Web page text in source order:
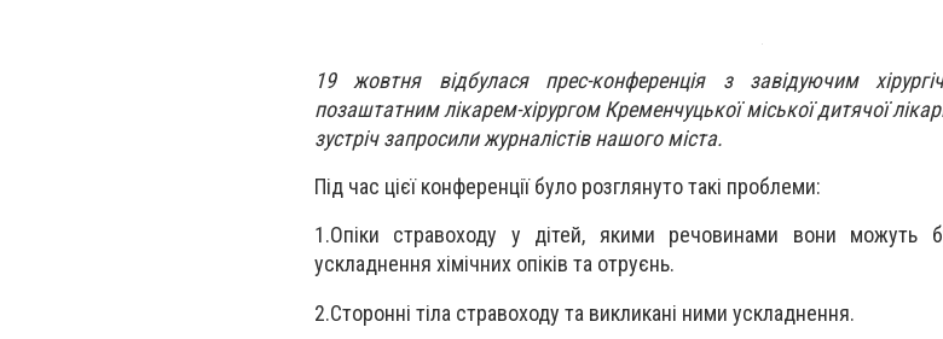
19 жовтня відбулася прес-конференція з завідуючим
позаштатним лікарем-хірургом Кременчуцької міської дитячої
зустріч запросили журналістів нашого міста.
Під час цієї конференції було розглянуто такі проблеми:
1.Опіки стравоходу у дітей, якими речовинами вони можуть
ускладнення хімічних опіків та отруєнь.
2.Сторонні тіла стравоходу та викликані ними ускладнення.